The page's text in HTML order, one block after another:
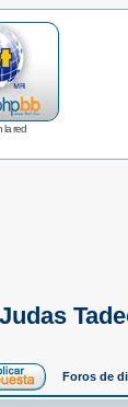
la red
Foros de